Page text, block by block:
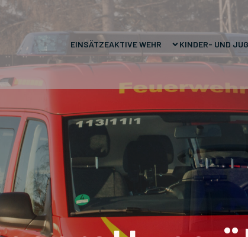
EINSÄTZEAKTIVE WEHR KINDER- UND